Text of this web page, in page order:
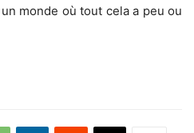
monde où tout cela a peu ou